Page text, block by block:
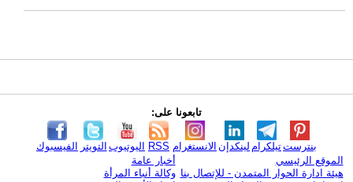
تابعونا على:
الفيسبوك التويتر اليوتيوب RSS الانستغرام لينكدإن تيلكرامبنترست
الموقع الرئيسي
هيئة ادارة الحوار المتمدن - للإتصال بنا
أخبار عامة
وكالة أنباء المرأة